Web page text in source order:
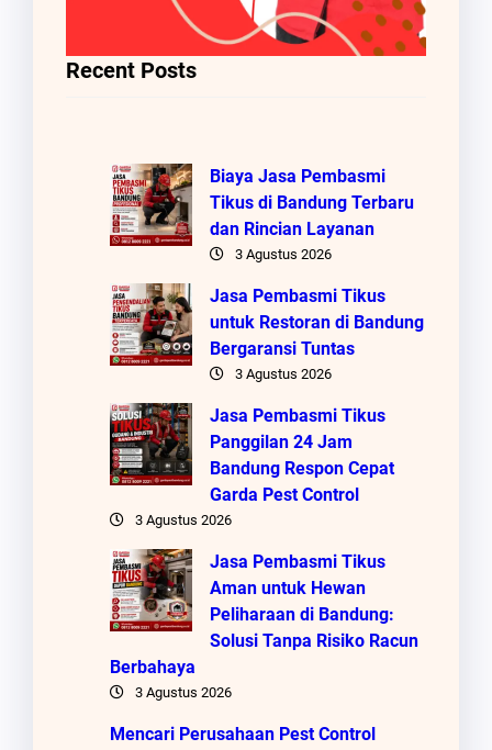
Recent Posts
Biaya Jasa Pembasmi
Tikus di Bandung Terbaru
dan Rincian Layanan
3 Agustus 2026
Jasa Pembasmi Tikus
untuk Restoran di Bandung
Bergaransi Tuntas
3 Agustus 2026
Jasa Pembasmi Tikus
Panggilan 24 Jam
Bandung Respon Cepat
Garda Pest Control
3 Agustus 2026
Jasa Pembasmi Tikus
Aman untuk Hewan
Peliharaan di Bandung:
Solusi Tanpa Risiko Racun
Berbahaya
3 Agustus 2026
Mencari Perusahaan Pest Control